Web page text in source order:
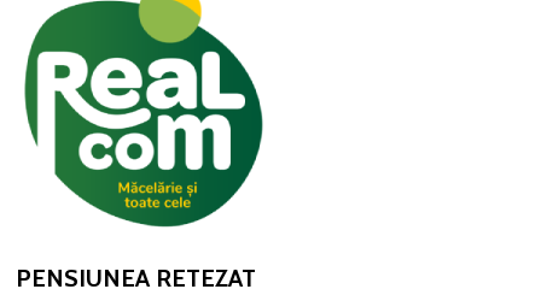
PENSIUNEA RETEZAT